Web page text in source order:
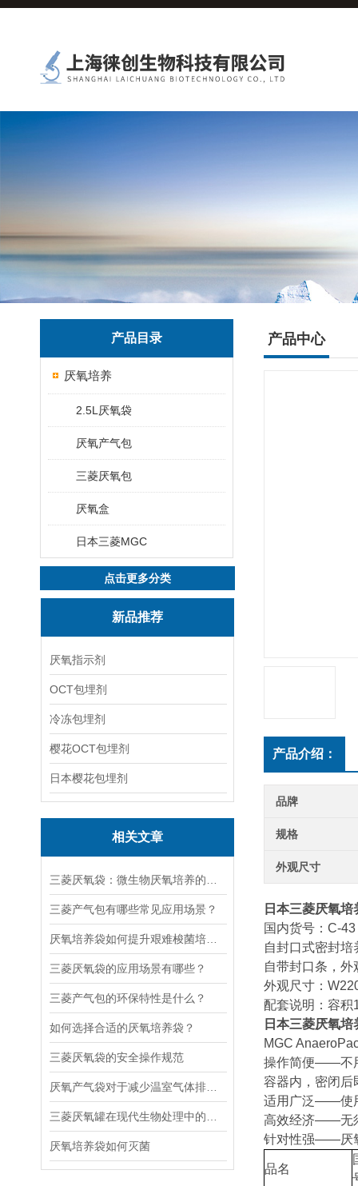
产品目录
厌氧培养
2.5L厌氧袋
厌氧产气包
三菱厌氧包
厌氧盒
日本三菱MGC
点击更多分类
新品推荐
厌氧指示剂
OCT包埋剂
冷冻包埋剂
樱花OCT包埋剂
日本樱花包埋剂
相关文章
三菱产气包有哪些常见应用场景？
三菱厌氧袋的应用场景有哪些？
三菱产气包的环保特性是什么？
如何选择合适的厌氧培养袋？
三菱厌氧袋的安全操作规范
厌氧培养袋如何灭菌
产品中心
产品介绍：
品牌
规格
外观尺寸
日本三菱厌氧
国内货号：C-
自封口式密封培
自带封口条，
外观尺寸：
配套说明：容积
日本三菱厌氧
MGC
操作简便——不
容器内，密闭后
适用广泛——使
高效经济——无
针对性强——厌
品名